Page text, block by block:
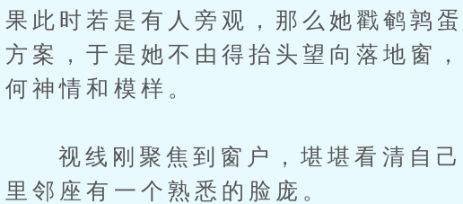
果此时若是有人旁观，那么她戳鹌鹑
方案，于是她不由得抬头望向落地窗
神情和模样。
线刚聚焦到窗户，堪堪看清自己
里邻座有一个熟悉的脸庞。